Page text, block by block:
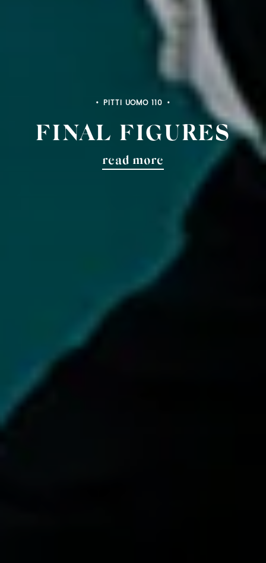
PITTI UOMO 110
FINAL FIGURES
read more